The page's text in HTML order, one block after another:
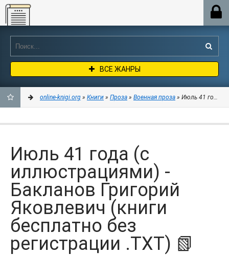
Online-knigi.org
ВСЕ ЖАНРЫ
ЗАКЛАДКИ
online-knigi.org » Книги » Проза » Военная проза » Июль 41 года (с
Июль 41 года (с
иллюстрациями) -
Бакланов Григорий
Яковлевич (книги
бесплатно без
регистрации .TXT) 📗